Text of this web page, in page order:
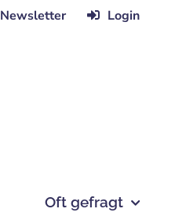
Newsletter Login
Oft gefragt